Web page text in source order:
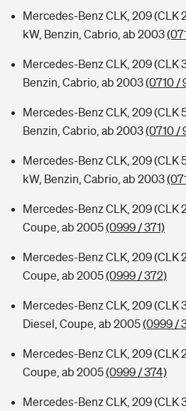
Mercedes-Benz CLK, 209 (CLK
kW, Benzin, Cabrio, ab 2003
Mercedes-Benz CLK, 209 (CLK
Benzin, Cabrio, ab 2003(0710 /
Mercedes-Benz CLK, 209 (CLK
Benzin, Cabrio, ab 2003(0710 /
Mercedes-Benz CLK, 209 (CLK
kW, Benzin, Cabrio, ab 2003
Mercedes-Benz CLK, 209 (CLK
Coupe, ab 2005(0999 / 371)
Mercedes-Benz CLK, 209 (CLK
Coupe, ab 2005(0999 / 372)
Mercedes-Benz CLK, 209 (CLK
Diesel, Coupe, ab 2005(0999 /
Mercedes-Benz CLK, 209 (CLK
Coupe, ab 2005(0999 / 374)
Mercedes-Benz CLK, 209 (CLK